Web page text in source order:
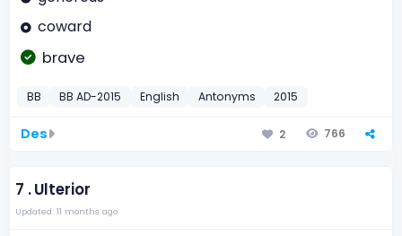
coward
brave
BB BB AD-2015 English Antonyms 2015
Des 2 766
7 .Ulterior
Updated: 11 months ago